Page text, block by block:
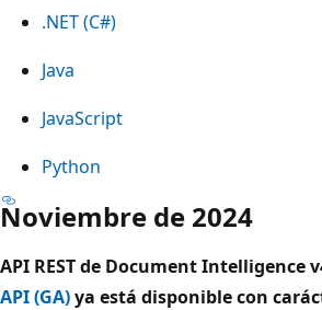
.NET (C#)
Java
JavaScript
Python
Noviembre de 2024
API REST de Document Intelligence
API (GA)ya está disponible con